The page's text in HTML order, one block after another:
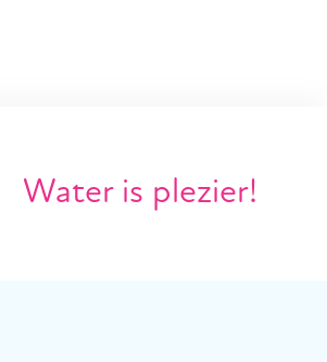
Water is plezier!